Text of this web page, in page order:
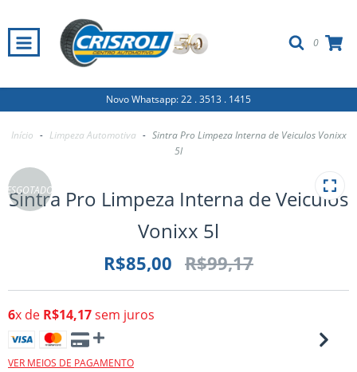
0
Novo Whatsapp: 22 . 3513 . 1415
Início - Limpeza Automotiva - Sintra Pro Limpeza Interna de Veiculos Vonixx
5l
ESGOTADO
Sintra Pro Limpeza Interna de Veiculos
Vonixx 5l
R$85,00 R$99,17
6x de R$14,17sem juros
VER MEIOS DE PAGAMENTO